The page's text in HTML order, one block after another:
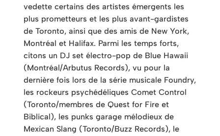
vedette certains des artistes émergents les
plus prometteurs et les plus avant-gardistes
de Toronto, ainsi que des amis de New York,
Montréal et Halifax. Parmi les temps forts,
citons un DJ set électro-pop de Blue Hawaii
(Montréal/Arbutus Records), vu pour la
dernière fois lors de la série musicale Foundry,
les rockeurs psychédéliques Comet Control
(Toronto/membres de Quest for Fire et
Biblical), les punks garage mélodieux de
Mexican Slang (Toronto/Buzz Records), le